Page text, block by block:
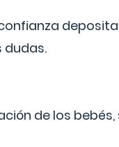
dudas.
de los